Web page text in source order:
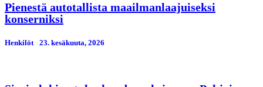
Pienestä autotallista maailmanlaajuiseksi
konserniksi
Henkilöt 23. kesäkuuta, 2026